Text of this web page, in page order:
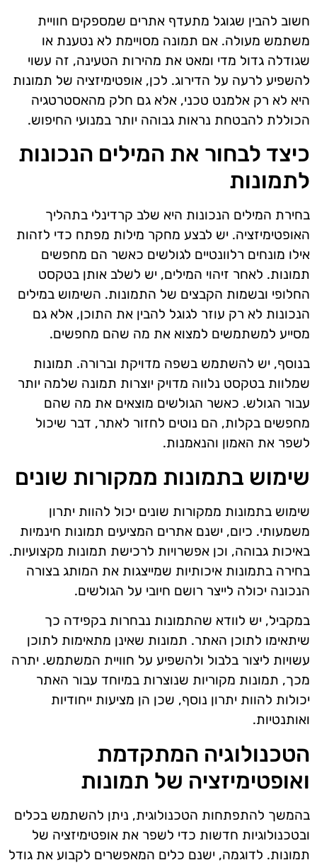
חשוב להבין שגוגל מתעדף אתרים שמספקים חוויית
משתמש מעולה. אם תמונה מסויימת לא נטענת או
שגודלה גדול מדי ומאט את מהירות הטעינה, זה עשוי
להשפיע לרעה על הדירוג. לכן, אופטימיזציה של תמונות
היא לא רק אלמנט טכני, אלא גם חלק מהאסטרטגיה
הכוללת להבטחת נראות גבוהה יותר במנועי החיפוש.
כיצד לבחור את המילים הנכונות
לתמונות
בחירת המילים הנכונות היא שלב קרדינלי בתהליך
האופטימיזציה. יש לבצע מחקר מילות מפתח כדי לזהות
אילו מונחים רלוונטיים לגולשים כאשר הם מחפשים
תמונות. לאחר זיהוי המילים, יש לשלב אותן בטקסט
החלופי ובשמות הקבצים של התמונות. השימוש במילים
הנכונות לא רק עוזר לגוגל להבין את התוכן, אלא גם
מסייע למשתמשים למצוא את מה שהם מחפשים.
בנוסף, יש להשתמש בשפה מדויקת וברורה. תמונות
שמלוות בטקסט נלווה מדויק יוצרות תמונה שלמה יותר
עבור הגולש. כאשר הגולשים מוצאים את מה שהם
מחפשים בקלות, הם נוטים לחזור לאתר, דבר שיכול
לשפר את האמון והנאמנות.
שימוש בתמונות ממקורות שונים
שימוש בתמונות ממקורות שונים יכול להוות יתרון
משמעותי. כיום, ישנם אתרים המציעים תמונות חינמיות
באיכות גבוהה, וכן אפשרויות לרכישת תמונות מקצועיות.
בחירה בתמונות איכותיות שמייצגות את המותג בצורה
הנכונה יכולה לייצר רושם חיובי על הגולשים.
במקביל, יש לוודא שהתמונות נבחרות בקפידה כך
שיתאימו לתוכן האתר. תמונות שאינן מתאימות לתוכן
עשויות ליצור בלבול ולהשפיע על חוויית המשתמש. יתרה
מכך, תמונות מקוריות שנוצרות במיוחד עבור האתר
יכולות להוות יתרון נוסף, שכן הן מציעות ייחודיות
ואותנטיות.
הטכנולוגיה המתקדמת
ואופטימיזציה של תמונות
בהמשך להתפתחות הטכנולוגית, ניתן להשתמש בכלים
ובטכנולוגיות חדשות כדי לשפר את אופטימיזציה של
תמונות. לדוגמה, ישנם כלים המאפשרים לקבוע את גודל